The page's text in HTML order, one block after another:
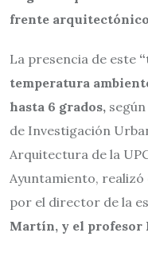
frente
La presencia de este
temperatura
hasta 6 grados,
de Investigación
Arquitectura de la
Ayuntamiento, realizó
por el director de la
Martín, y el profesor